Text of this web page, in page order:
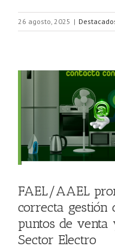
26 agosto, 2025 |
FAEL/AAEL
correcta gestión
puntos de venta
Sector Electro